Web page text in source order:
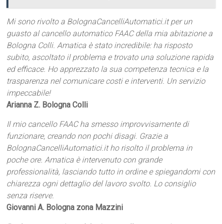
Mi sono rivolto a BolognaCancelliAutomatici.it per un
guasto al cancello automatico FAAC della mia abitazione a
Bologna Colli. Amatica è stato incredibile: ha risposto
subito, ascoltato il problema e trovato una soluzione rapida
ed efficace. Ho apprezzato la sua competenza tecnica e la
trasparenza nel comunicare costi e interventi. Un servizio
impeccabile!
Arianna Z. Bologna Colli
Il mio cancello FAAC ha smesso improvvisamente di
funzionare, creando non pochi disagi. Grazie a
BolognaCancelliAutomatici.it ho risolto il problema in
poche ore. Amatica è intervenuto con grande
professionalità, lasciando tutto in ordine e spiegandomi con
chiarezza ogni dettaglio del lavoro svolto. Lo consiglio
senza riserve.
Giovanni A. Bologna zona Mazzini